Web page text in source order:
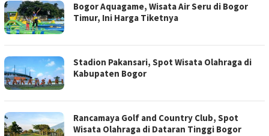
Bogor Aquagame, Wisata Air Seru di Bogor
Timur, Ini Harga Tiketnya
Stadion Pakansari, Spot Wisata Olahraga di
Kabupaten Bogor
Rancamaya Golf and Country Club, Spot
Wisata Olahraga di Dataran Tinggi Bogor